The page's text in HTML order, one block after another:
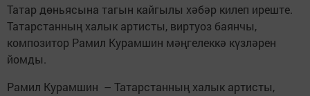
Татар дөньясына тагын кайгылы хәбәр килеп иреште.
Татарстанның халык артисты, виртуоз баянчы,
композитор Рамил Курамшин мәңгелеккә күзләрен
йомды.
Рамил Курамшин – Татарстанның халык артисты,